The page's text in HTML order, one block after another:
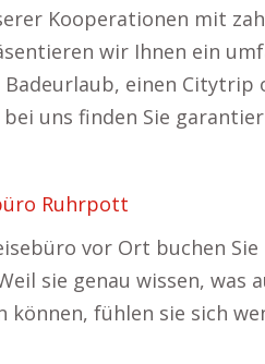
Kooperationen mit
wir Ihnen ein
einen Citytrip
uns finden Sie
Ruhrpott
vor Ort buchen Sie
sie genau wissen, was
können, fühlen sie sich